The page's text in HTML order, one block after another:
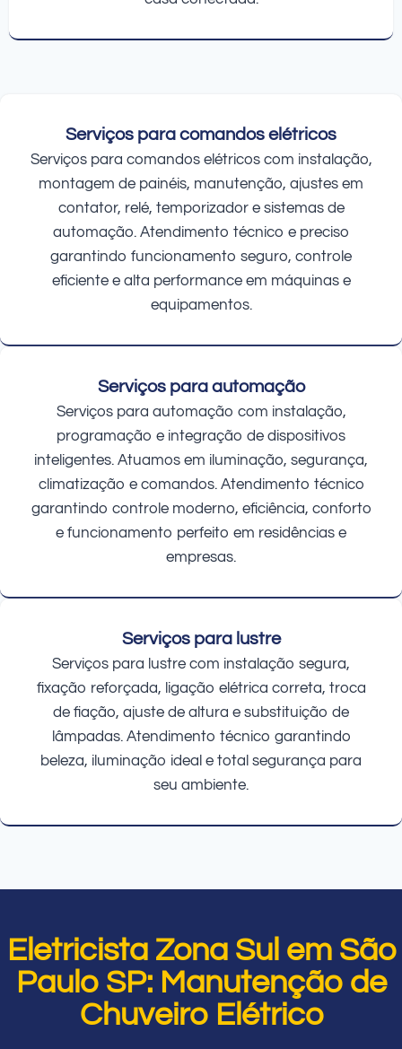
Serviços para comandos elétricos
Serviços para comandos elétricos com instalação,
montagem de painéis, manutenção, ajustes em
contator, relé, temporizador e sistemas de
automação. Atendimento técnico e preciso
garantindo funcionamento seguro, controle
eficiente e alta performance em máquinas e
equipamentos.
Serviços para automação
Serviços para automação com instalação,
programação e integração de dispositivos
inteligentes. Atuamos em iluminação, segurança,
climatização e comandos. Atendimento técnico
garantindo controle moderno, eficiência, conforto
e funcionamento perfeito em residências e
empresas.
Serviços para lustre
Serviços para lustre com instalação segura,
fixação reforçada, ligação elétrica correta, troca
de fiação, ajuste de altura e substituição de
lâmpadas. Atendimento técnico garantindo
beleza, iluminação ideal e total segurança para
seu ambiente.
Eletricista Zona Sul em São
Paulo SP: Manutenção de
Chuveiro Elétrico